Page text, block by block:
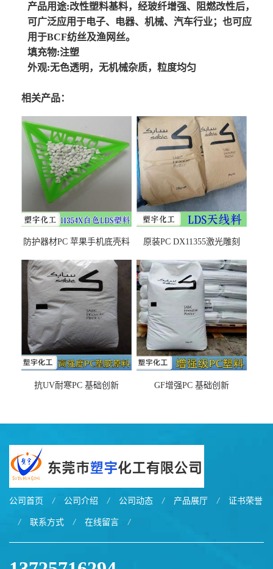
产品用途:改性塑料基料，经玻纤增强、阻燃改性后，
可广泛应用于电子、电器、机械、汽车行业；也可应
用于BCF纺丝及渔网丝。
填充物:注塑
外观:无色透明，无机械杂质，粒度均匀
相关产品：
防护器材PC 苹果手机底壳料
之忧
原装PC DX11355激光雕刻
抗UV耐寒PC 基础创新
GF增强PC 基础创新
公司首页 / 公司介绍 / 公司动态 / 产品展厅 / 证书荣誉
/ 联系方式 / 在线留言 /